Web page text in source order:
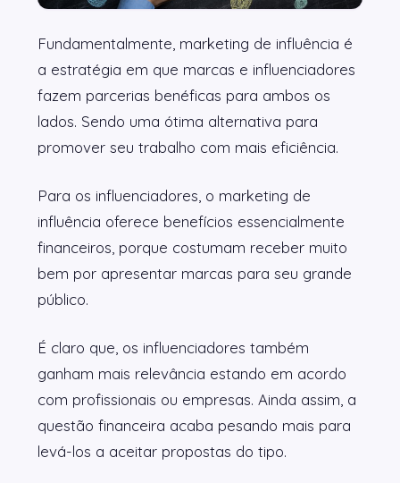
Fundamentalmente, marketing de influência é
a estratégia em que marcas e influenciadores
fazem parcerias benéficas para ambos os
lados. Sendo uma ótima alternativa para
promover seu trabalho com mais eficiência.
Para os influenciadores, o marketing de
influência oferece benefícios essencialmente
financeiros, porque costumam receber muito
bem por apresentar marcas para seu grande
público.
É claro que, os influenciadores também
ganham mais relevância estando em acordo
com profissionais ou empresas. Ainda assim, a
questão financeira acaba pesando mais para
levá-los a aceitar propostas do tipo.